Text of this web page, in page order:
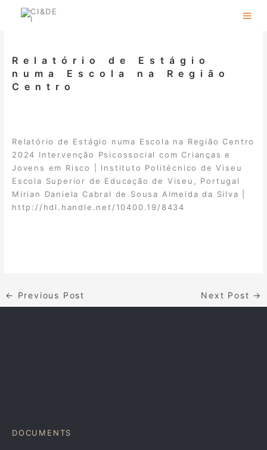
Relatório de Estágio
numa Escola na Região
Centro
Relatório de Estágio numa Escola na Região Centro
2024 Intervenção Psicossocial com Crianças e
Jovens em Risco | Instituto Politécnico de Viseu
Escola Superior de Educação de Viseu, Portugal
Mirian Daniela Cabral de Sousa Almeida da Silva |
http://hdl.handle.net/10400.19/8434
← Previous Post Next Post →
DOCUMENTS